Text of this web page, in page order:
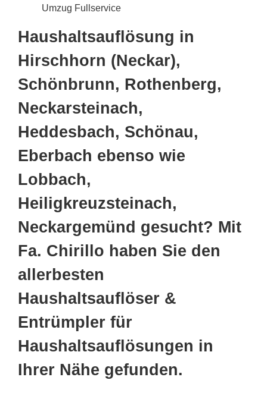
Umzug Fullservice
Haushaltsauflösung in
Hirschhorn (Neckar),
Schönbrunn, Rothenberg,
Neckarsteinach,
Heddesbach, Schönau,
Eberbach ebenso wie
Lobbach,
Heiligkreuzsteinach,
Neckargemünd gesucht? Mit
Fa. Chirillo haben Sie den
allerbesten
Haushaltsauflöser &
Entrümpler für
Haushaltsauflösungen in
Ihrer Nähe gefunden.